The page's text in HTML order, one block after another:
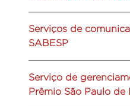
Serviços de
SABESP
Serviço de
Prêmio São Paulo